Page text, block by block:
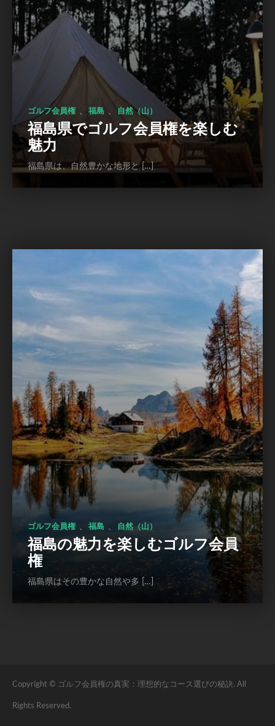
ゴルフ会員権 福島 自然（山）
福島県でゴルフ会員権を楽しむ
魅力
福島県は、自然豊かな地形と […]
ゴルフ会員権 、 福島 、 自然（山）
福島の魅力を楽しむゴルフ会員
権
福島県はその豊かな自然や多 […]
Copyright © ゴルフ会員権の真実：理想的なコース選びの秘訣. All
Rights Reserved.